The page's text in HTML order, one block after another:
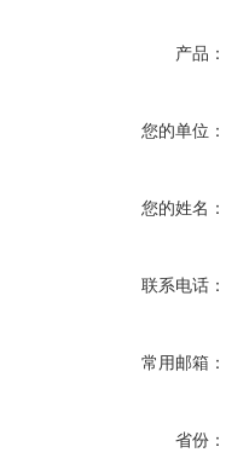
产品：
您的单位：
您的姓名：
联系电话：
常用邮箱：
省份：